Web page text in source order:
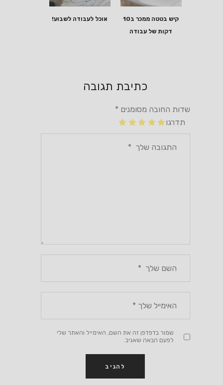
אוכל לעבודה לשבוע!
קיש בטטה ממכר ב10
דקות של עבודה
כתיבת תגובה
שדות החובה מסומנים *
תדרגו
שמור בדפדפן זה את השם, האימייל והאתר שלי
לפעם הבאה שאגיב.